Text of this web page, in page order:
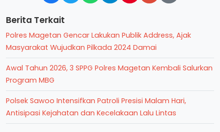
Berita Terkait
Polres Magetan Gencar Lakukan Publik Address, Ajak
Masyarakat Wujudkan Pilkada 2024 Damai
Awal Tahun 2026, 3 SPPG Polres Magetan Kembali Salurkan
Program MBG
Polsek Sawoo Intensifkan Patroli Presisi Malam Hari,
Antisipasi Kejahatan dan Kecelakaan Lalu Lintas